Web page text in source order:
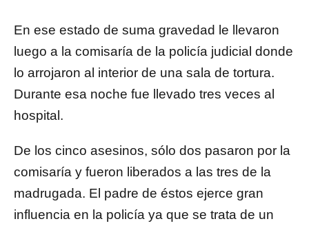
En ese estado de suma gravedad le llevaron
luego a la comisaría de la policía judicial donde
lo arrojaron al interior de una sala de tortura.
Durante esa noche fue llevado tres veces al
hospital.
De los cinco asesinos, sólo dos pasaron por la
comisaría y fueron liberados a las tres de la
madrugada. El padre de éstos ejerce gran
influencia en la policía ya que se trata de un